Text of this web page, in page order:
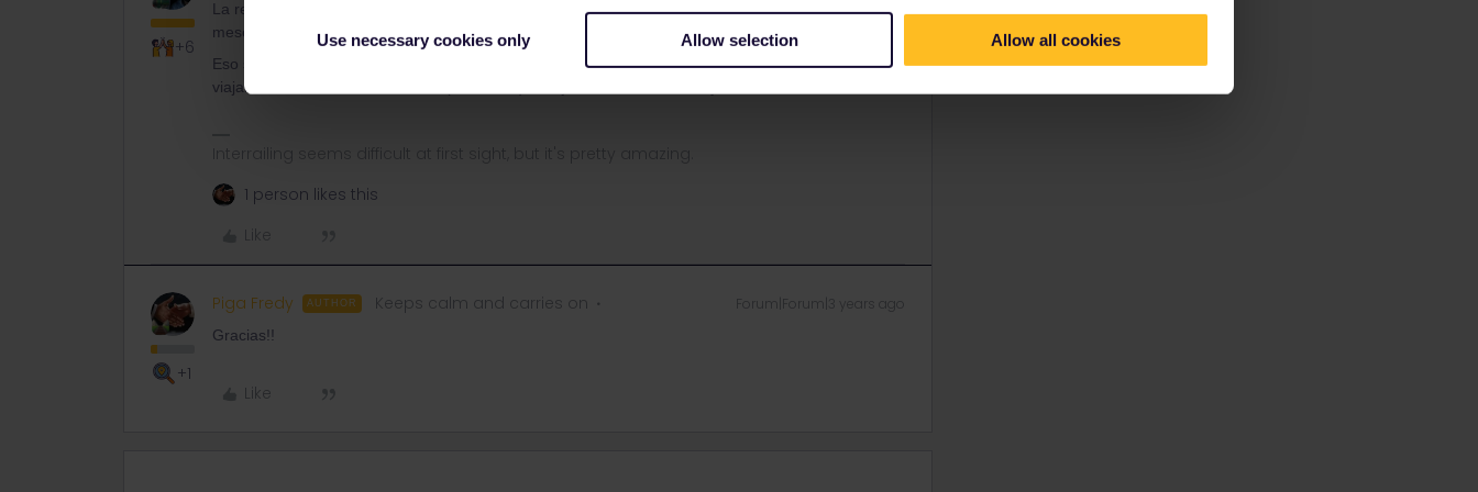
Use necessary cookies only Allow selection Allow all cookies
+6
La reserva de asientos en el tren nocturno de Ámsterdam a Múnich se puede realizar, con unos 5
meses de antelación, a través de la web de ÖBB. Sigue, en su momento, las instrucciones aquí:
Eso sí, pasar un viaje tan largo en un asiento no es nada cómodo, personalmente recomiendo o
viajar mínimamente en una litera (couchette) o viajar en trenes diurnos y hacer noche en un hostal.
Interrailing seems difficult at first sight, but it's pretty amazing.
1 person likes this
Like
+1
Piga Fredy AUTHOR Keeps calm and carries on Forum|Forum|3 years ago
Gracias!!
Like